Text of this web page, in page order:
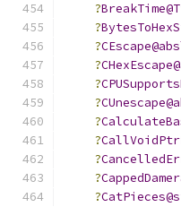
?
?
?
?
?
?
?
?
?
?
?